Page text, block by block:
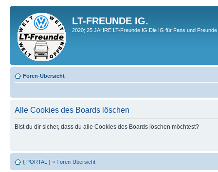
LT-FREUNDE IG.
2020; 25 JAHRE LT-Freunde IG.Die IG für Fans und
Foren-Übersicht
Alle Cookies des Boards löschen
Bist du dir sicher, dass du alle Cookies des Boards löschen möchtest?
{ PORTAL } » Foren-Übersicht